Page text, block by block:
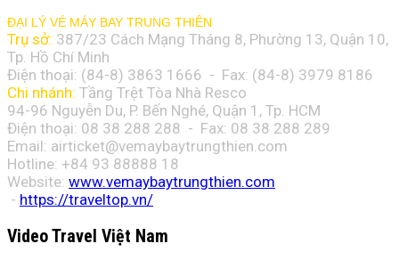
ĐẠI LÝ VÉ MÁY BAY TRUNG THIÊN
Trụ sở: 387/23 Cách Mạng Tháng 8, Phường 13, Quận 10,
Tp. Hồ Chí Minh
Điện thoại: (84-8) 3863 1666 - Fax: (84-8) 3979 8186
Chi nhánh: Tầng Trệt Tòa Nhà Resco
94-96 Nguyễn Du, P. Bến Nghé, Quận 1, Tp. HCM
Điện thoại: 08 38 288 288 - Fax: 08 38 288 289
Email: airticket@vemaybaytrungthien.com
Hotline: +84 93 88888 18
Website: www.vemaybaytrungthien.com
- https://traveltop.vn/
Video Travel Việt Nam